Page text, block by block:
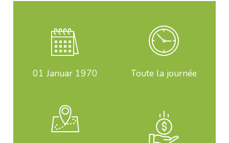
01 Januar 1970 Toute la journée